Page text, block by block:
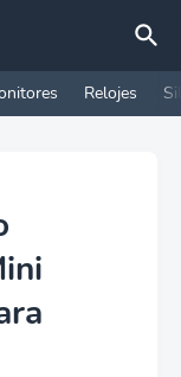
Relojes